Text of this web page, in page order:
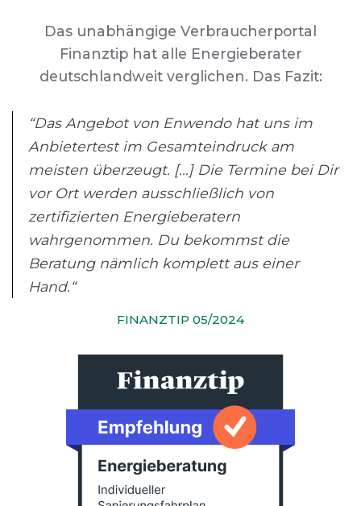
Das unabhängige Verbraucherportal
Finanztip hat alle Energieberater
deutschlandweit verglichen. Das Fazit:
“Das Angebot von Enwendo hat uns im
Anbietertest im Gesamteindruck am
meisten überzeugt. [...] Die Termine bei Dir
vor Ort werden ausschließlich von
zertifizierten Energieberatern
wahrgenommen. Du bekommst die
Beratung nämlich komplett aus einer
Hand.“
FINANZTIP 05/2024